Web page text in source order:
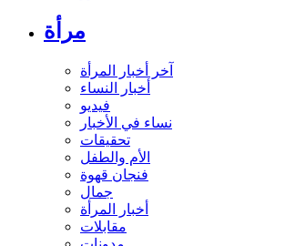
مرأة
آخر أخبار المرأة
أخبار النساء
فيديو
نساء في الأخبار
تحقيقات
الأم والطفل
فنجان قهوة
جمال
أخبار المرأة
مقابلات